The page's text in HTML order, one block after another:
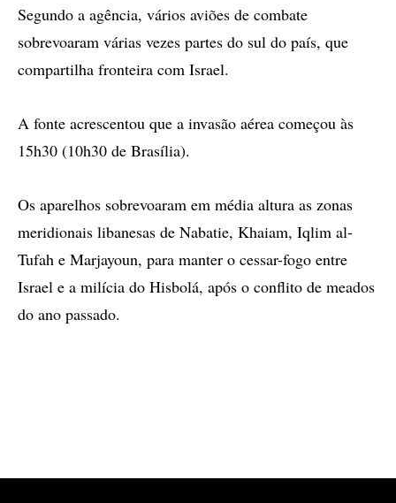
Segundo a agência, vários aviões de combate
sobrevoaram várias vezes partes do sul do país, que
compartilha fronteira com Israel.
A fonte acrescentou que a invasão aérea começou às
15h30 (10h30 de Brasília).
Os aparelhos sobrevoaram em média altura as zonas
meridionais libanesas de Nabatie, Khaiam, Iqlim al-
Tufah e Marjayoun, para manter o cessar-fogo entre
Israel e a milícia do Hisbolá, após o conflito de meados
do ano passado.